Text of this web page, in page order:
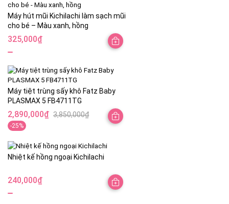
945,000₫.
là:
770,000₫.
Máy hút mũi Kichilachi làm sạch mũi
cho bé – Màu xanh, hồng
325,000₫
Máy tiệt trùng sấy khô Fatz Baby
PLASMAX 5 FB4711TG
3,850,000₫
Giá
gốc
là:
3,850,000₫.
2,890,000₫
Giá
hiện
tại
là:
-25%
Nhiệt kế hồng ngoại Kichilachi
240,000₫